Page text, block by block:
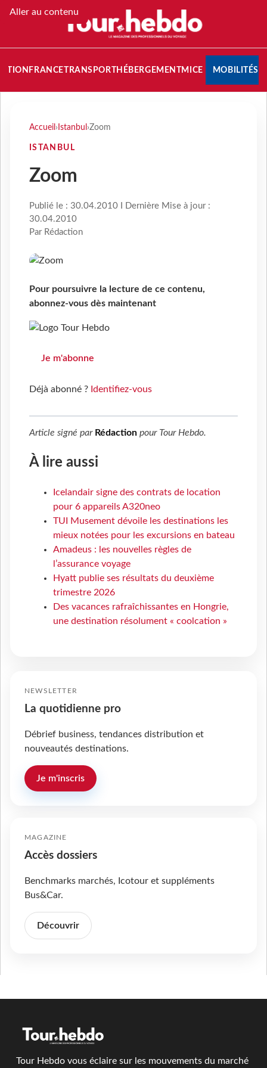
Aller au contenu
FRANCETRANSPORT HÉBERGEMENTMICE MOBILITÉS
Accueil › Istanbul ›Zoom
ISTANBUL
Zoom
Publié le : 30.04.2010 I Dernière Mise à jour :
30.04.2010
Par Rédaction
Pour poursuivre la lecture de ce contenu,
abonnez-vous dès maintenant
Je m'abonne
Déjà abonné ? Identifiez-vous
Article signé par Rédaction pour Tour Hebdo.
À lire aussi
Icelandair signe des contrats de location
pour 6 appareils A320neo
TUI Musement dévoile les destinations les
mieux notées pour les excursions en bateau
Amadeus : les nouvelles règles de
l’assurance voyage
Hyatt publie ses résultats du deuxième
trimestre 2026
Des vacances rafraîchissantes en Hongrie,
une destination résolument « coolcation »
NEWSLETTER
La quotidienne pro
Débrief business, tendances distribution et
nouveautés destinations.
Je m'inscris
MAGAZINE
Accès dossiers
Benchmarks marchés, Icotour et suppléments
Bus&Car.
Découvrir
Tour Hebdo vous éclaire sur les mouvements du marché